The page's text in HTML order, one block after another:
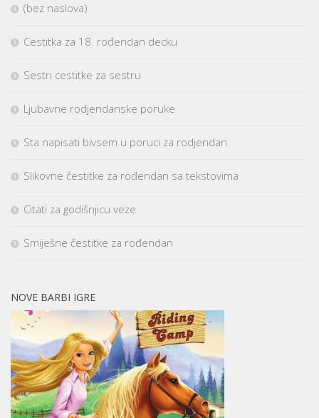
(bez naslova)
Cestitka za 18. rođendan decku
Sestri cestitke za sestru
Ljubavne rodjendanske poruke
Sta napisati bivsem u poruci za rodjendan
Slikovne čestitke za rođendan sa tekstovima
Citati za godišnjicu veze
Smiješne čestitke za rođendan
NOVE BARBI IGRE